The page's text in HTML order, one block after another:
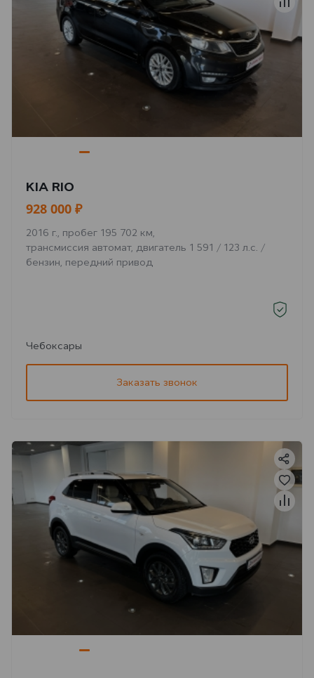
KIA RIO
928 000 ₽
2016 г., пробег 195 702 км,
трансмиссия автомат, двигатель 1 591 / 123 л.с. /
бензин, передний привод
Чебоксары
Заказать звонок